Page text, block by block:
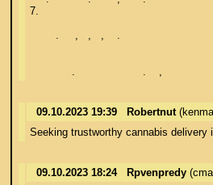
7.
09.10.2023 19:39 Robertnut
Seeking trustworthy cannabis delivery
09.10.2023 18:24 Rpvenpredy